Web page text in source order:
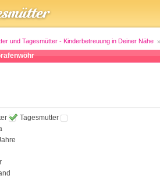
und Tagesmütter - Kinderbetreuung in Deiner Nähe
Tagesmutter